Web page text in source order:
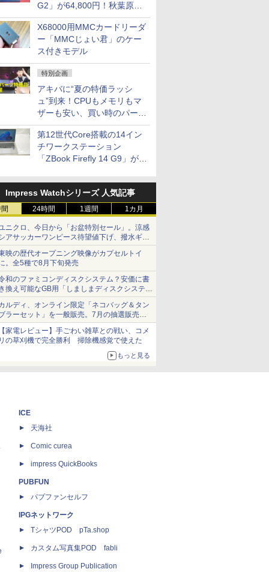
G2」が64,800円！秋葉原で
中古PCセール
X68000用MMCカードリーダ
ー「MMCじょい君」のケー
ス付きモデル
特別企画
アキバに“夏の特価ラッシ
ュ”到来！CPUもメモリもマ
ザーも安い、買い時のパーツ
は？【8月7日(金)22時配信】
第12世代Core搭載の14イン
チワークステーション
「ZBook Firefly 14 G9」が
セール
Impress Watchシリーズ 人気記事
24時間 1週間 1カ月
ニクロ、今日から「お盆特別セール」。涼感
アサッカーワンピース待望値下げ、撥水ギア
ョーツは1990円に
映の歴代オープニング映像がカプセルトイ
。全5種で8月下旬発売
和のファミコンディスクシステム？安価に書
換え可能なGB用「しましまディスクシステ
」
ルディ、オンライン限定「ネコバッグ＆タン
ラーセット」を一般販売。7月の抽選販売の
選無効分
家電レビュー】手ごわい雑草との戦い、コメ
の草刈機で完全勝利 掃除機感覚で使えた
もっと見る
ICE
天海社
Comic curea
impress QuickBooks
PUBFUN
パブファンセルフ
IPGネットワーク
TシャツPOD pTa.shop
カスタム写真集POD fabli
Impress Group Publication